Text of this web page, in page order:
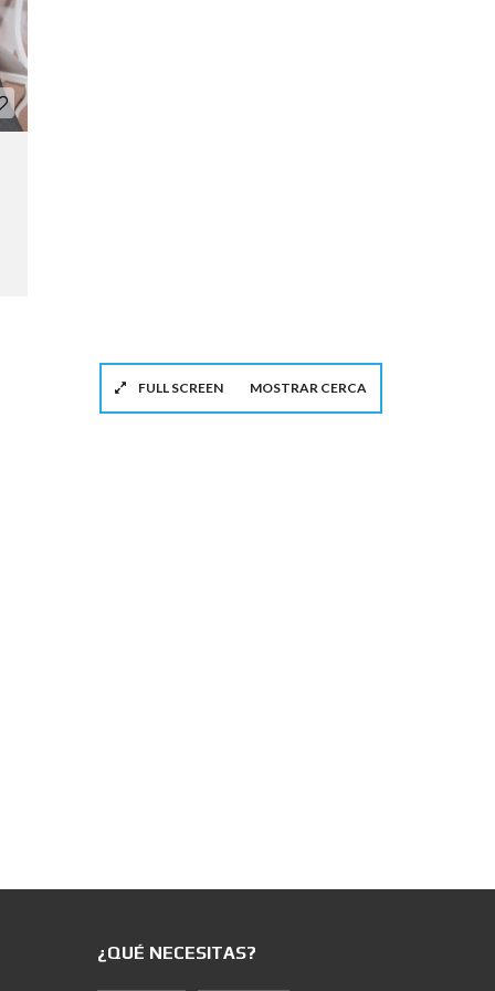
FULL SCREEN MOSTRAR CERCA
¿QUÉ NECESITAS?